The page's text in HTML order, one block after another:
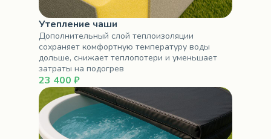
Утепление чаши
Дополнительный слой теплоизоляции
сохраняет комфортную температуру воды
дольше, снижает теплопотери и уменьшает
затраты на подогрев
23 400 ₽